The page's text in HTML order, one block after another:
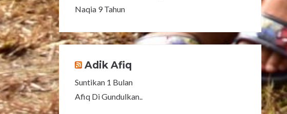
Naqia 9 Tahun
Adik Afiq
Suntikan 1 Bulan
Afiq Di Gundulkan..